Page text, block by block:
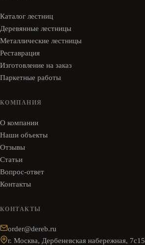
Каталог лестниц
Деревянные лестницы
Металлические лестницы
Реставрация
Изготовление на заказ
Паркетные работы
КОМПАНИЯ
О компании
Наши объекты
Отзывы
Статьи
Вопрос-ответ
Контакты
КОНТАКТЫ
order@dereb.ru
г. Москва, Дербеневская набережная, 7с15